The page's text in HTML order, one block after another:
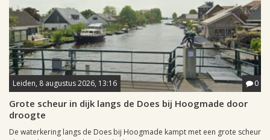
Leiden, 8 augustus 2026, 13:16 0
Grote scheur in dijk langs de Does bij Hoogmade door
droogte
De waterkering langs de Does bij Hoogmade kampt met een grote scheur